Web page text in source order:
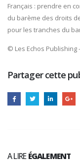
Français : prendre en
du barème des droits
pour les tranches du
© Les Echos Publishing
Partager cette
A LIREÉGALEMENT